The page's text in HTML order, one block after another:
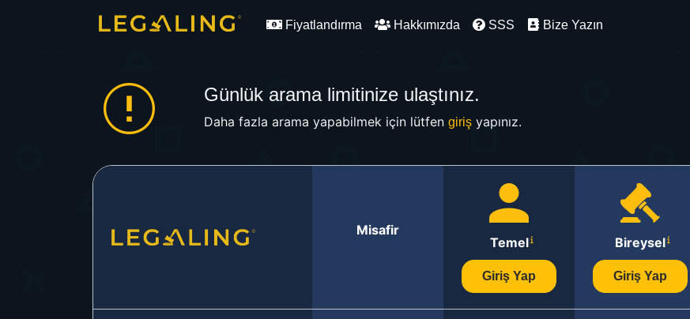
Fiyatlandırma Hakkımızda SSS Bize Yazın
Günlük arama limitinize ulaştınız.
Daha fazla arama yapabilmek için lütfen girişyapınız.
Misafir
Temel
Giriş Yap
Bireysel
Giriş Yap